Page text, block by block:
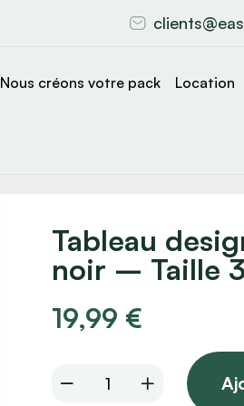
Nous créons votre pack Location
Tableau
noir – Taille
19,99 €
Tableau